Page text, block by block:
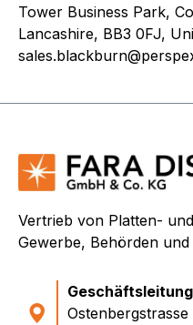
Tower Business Park,
Lancashire, BB3 0FJ,
Vertrieb von Platten-
Gewerbe, Behörden